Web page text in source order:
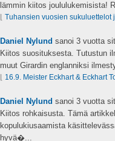
lämmin kiitos joululukemisista!
Tuhansien vuosien sukuluettelot
Daniel Nylund sanoi 3 vuotta
Kiitos suosituksesta. Tutustun
muut Girardin englanniksi
16.9. Meister Eckhart & Eckhart
Daniel Nylund sanoi 3 vuotta
Kiitos rohkaisusta. Tämä
kopulukiusaamista
hyvä�...